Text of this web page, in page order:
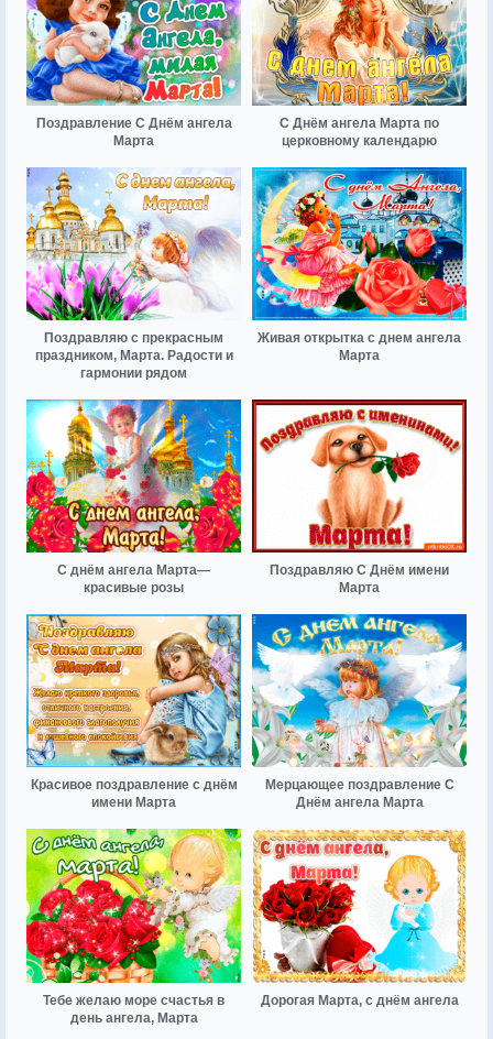
Поздравление С Днём ангела
Марта
С Днём ангела Марта по
церковному календарю
Поздравляю с прекрасным
праздником, Марта. Радости и
гармонии рядом
Живая открытка с днем ангела
Марта
С днём ангела Марта—
красивые розы
Поздравляю С Днём имени
Марта
Красивое поздравление с днём
имени Марта
Мерцающее поздравление С
Днём ангела Марта
Тебе желаю море счастья в
день ангела, Марта
Дорогая Марта, с днём ангела